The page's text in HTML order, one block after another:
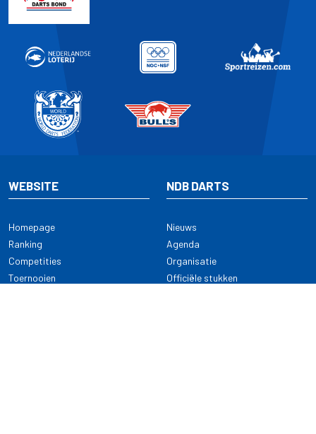
WEBSITE
Homepage
Ranking
Competities
Toernooien
NDB DARTS
Nieuws
Agenda
Organisatie
Officiële stukken